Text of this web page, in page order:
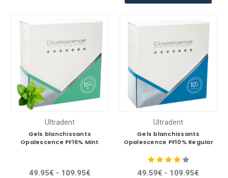
Ultradent
Gels blanchissants
Opalescence PF16% Mint
49.95€ - 109.95€
Ultradent
Gels blanchissants
Opalescence PF10% Regular
49.59€ - 109.95€